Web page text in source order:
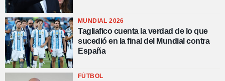
MUNDIAL 2026
Tagliafico cuenta la verdad de lo que
sucedió en la final del Mundial contra
España
FÚTBOL